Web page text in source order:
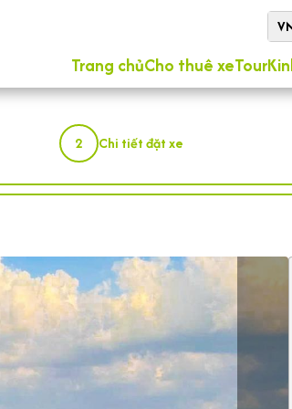
Trang chủCho thuê xeTour
2 Chi tiết đặt xe